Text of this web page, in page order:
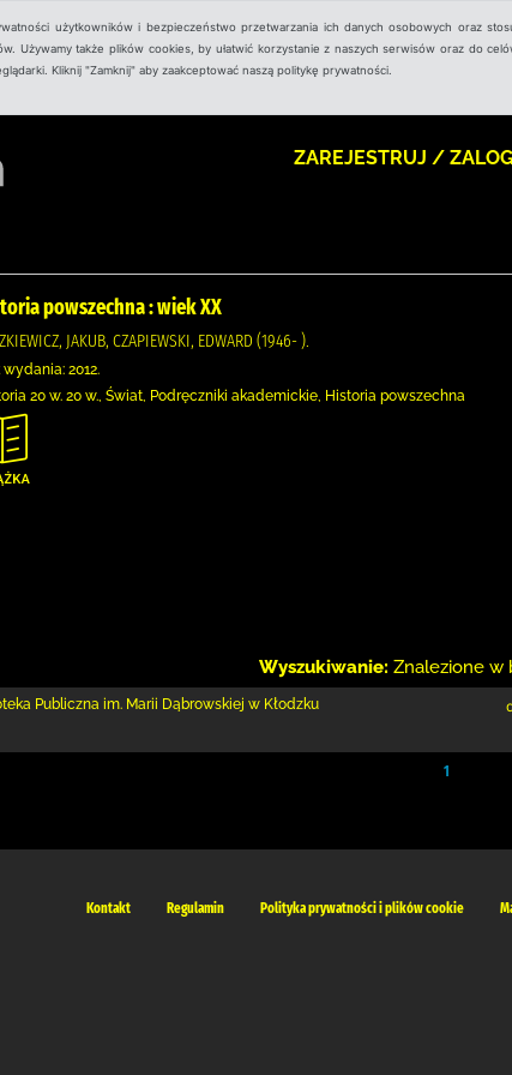
użytkowników i bezpieczeństwo przetwarzania ich danych osobowych oraz
Używamy także plików cookies, by ułatwić korzystanie z naszych serwisów oraz do
Kliknij "Zamknij" aby zaakceptować naszą politykę prywatności.
ZAREJESTRUJ /
powszechna : wiek XX
JAKUB, CZAPIEWSKI, EDWARD (1946- ).
wydania: 2012.
20 w. 20 w., Świat, Podręczniki akademickie, Historia powszechna
Wyszukiwanie: Znalezione w
Publiczna im. Marii Dąbrowskiej w Kłodzku
1
Kontakt Regulamin Polityka prywatności i plików cookie